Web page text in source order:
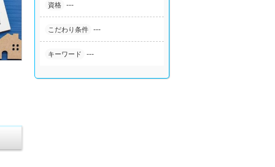
資格 ---
こだわり条件 ---
キーワード ---